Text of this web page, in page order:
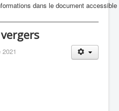
dans le document